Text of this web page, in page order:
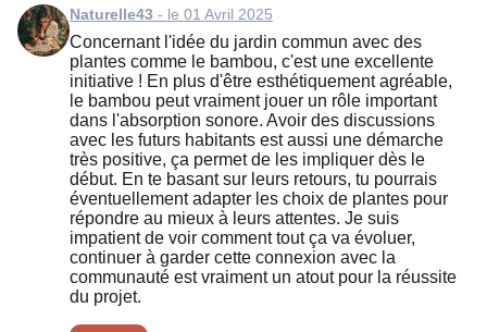
Naturelle43 - le 01 Avril 2025
Concernant l'idée du jardin commun avec des
plantes comme le bambou, c'est une excellente
initiative ! En plus d'être esthétiquement agréable,
le bambou peut vraiment jouer un rôle important
dans l'absorption sonore. Avoir des discussions
avec les futurs habitants est aussi une démarche
très positive, ça permet de les impliquer dès le
début. En te basant sur leurs retours, tu pourrais
éventuellement adapter les choix de plantes pour
répondre au mieux à leurs attentes. Je suis
impatient de voir comment tout ça va évoluer,
continuer à garder cette connexion avec la
communauté est vraiment un atout pour la réussite
du projet.